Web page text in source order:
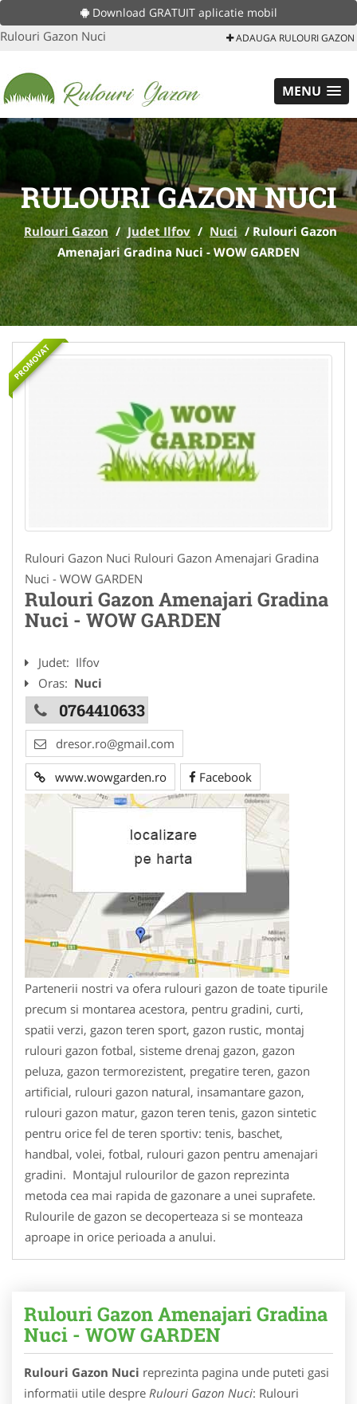
Download GRATUIT aplicatie mobil
Rulouri Gazon Nuci ADAUGA RULOURI GAZON
MENU
RULOURI GAZON NUCI
Rulouri Gazon / Judet Ilfov / Nuci /Rulouri Gazon
Amenajari Gradina Nuci - WOW GARDEN
PROMOVAT
Rulouri Gazon Nuci Rulouri Gazon Amenajari Gradina
Nuci - WOW GARDEN
Rulouri Gazon Amenajari Gradina
Nuci - WOW GARDEN
Judet: Ilfov
Oras: Nuci
0764410633
dresor.ro@gmail.com
www.wowgarden.ro Facebook
Partenerii nostri va ofera rulouri gazon de toate tipurile
precum si montarea acestora, pentru gradini, curti,
spatii verzi, gazon teren sport, gazon rustic, montaj
rulouri gazon fotbal, sisteme drenaj gazon, gazon
peluza, gazon termorezistent, pregatire teren, gazon
artificial, rulouri gazon natural, insamantare gazon,
rulouri gazon matur, gazon teren tenis, gazon sintetic
pentru orice fel de teren sportiv: tenis, baschet,
handbal, volei, fotbal, rulouri gazon pentru amenajari
gradini. Montajul rulourilor de gazon reprezinta
metoda cea mai rapida de gazonare a unei suprafete.
Rulourile de gazon se decoperteaza si se monteaza
aproape in orice perioada a anului.
Rulouri Gazon Amenajari Gradina
Nuci - WOW GARDEN
Rulouri Gazon Nuci reprezinta pagina unde puteti gasi
informatii utile despre Rulouri Gazon Nuci: Rulouri